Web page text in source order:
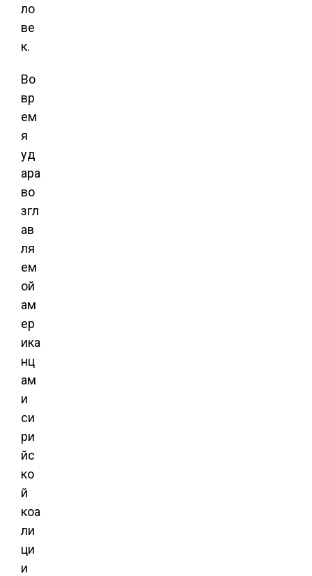
ло
ве
к.
Во
вр
ем
я
уд
ара
во
згл
ав
ля
ем
ой
ам
ер
ика
нц
ам
и
си
ри
йс
ко
й
коа
ли
ци
и